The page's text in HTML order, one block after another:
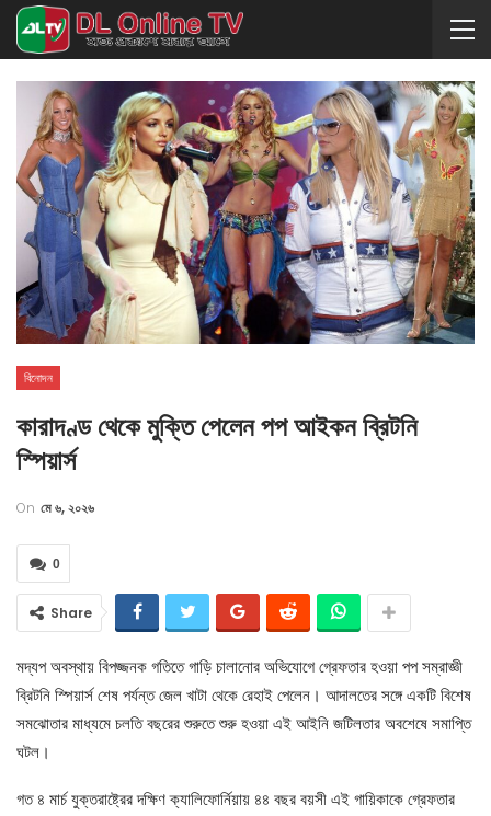
বিনোদন
কারাদণ্ড থেকে মুক্তি পেলেন পপ আইকন ব্রিটনি
স্পিয়ার্স
On মে ৬, ২০২৬
0
Share
মদ্যপ অবস্থায় বিপজ্জনক গতিতে গাড়ি চালানোর অভিযোগে গ্রেফতার হওয়া পপ সম্রাজ্ঞী
ব্রিটনি স্পিয়ার্স শেষ পর্যন্ত জেল খাটা থেকে রেহাই পেলেন। আদালতের সঙ্গে একটি বিশেষ
সমঝোতার মাধ্যমে চলতি বছরের শুরুতে শুরু হওয়া এই আইনি জটিলতার অবশেষে সমাপ্তি
ঘটল।
গত ৪ মার্চ যুক্তরাষ্ট্রের দক্ষিণ ক্যালিফোর্নিয়ায় ৪৪ বছর বয়সী এই গায়িকাকে গ্রেফতার